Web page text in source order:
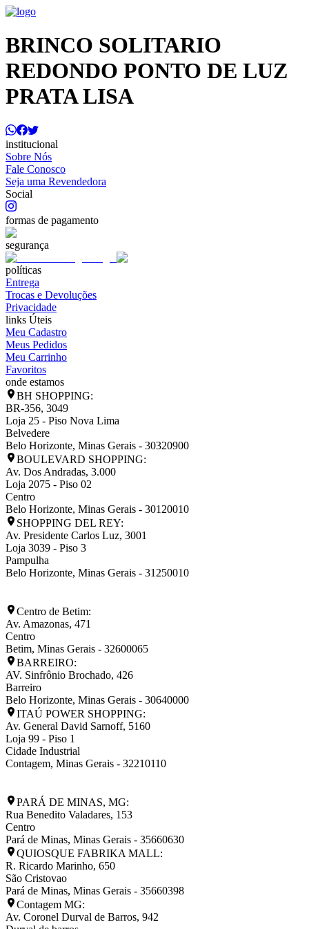
BRINCO SOLITARIO
REDONDO PONTO DE LUZ
PRATA LISA
institucional
Sobre Nós
Fale Conosco
Seja uma Revendedora
Social
formas de pagamento
segurança
políticas
Entrega
Trocas e Devoluções
Privacidade
links Úteis
Meu Cadastro
Meus Pedidos
Meu Carrinho
Favoritos
onde estamos
BH SHOPPING:
BR-356, 3049
Loja 25 - Piso Nova Lima
Belvedere
Belo Horizonte, Minas Gerais - 30320900
BOULEVARD SHOPPING:
Av. Dos Andradas, 3.000
Loja 2075 - Piso 02
Centro
Belo Horizonte, Minas Gerais - 30120010
SHOPPING DEL REY:
Av. Presidente Carlos Luz, 3001
Loja 3039 - Piso 3
Pampulha
Belo Horizonte, Minas Gerais - 31250010
Centro de Betim:
Av. Amazonas, 471
Centro
Betim, Minas Gerais - 32600065
BARREIRO:
AV. Sinfrônio Brochado, 426
Barreiro
Belo Horizonte, Minas Gerais - 30640000
ITAÚ POWER SHOPPING:
Av. General David Sarnoff, 5160
Loja 99 - Piso 1
Cidade Industrial
Contagem, Minas Gerais - 32210110
PARÁ DE MINAS, MG:
Rua Benedito Valadares, 153
Centro
Pará de Minas, Minas Gerais - 35660630
QUIOSQUE FABRIKA MALL:
R. Ricardo Marinho, 650
São Cristovao
Pará de Minas, Minas Gerais - 35660398
Contagem MG:
Av. Coronel Durval de Barros, 942